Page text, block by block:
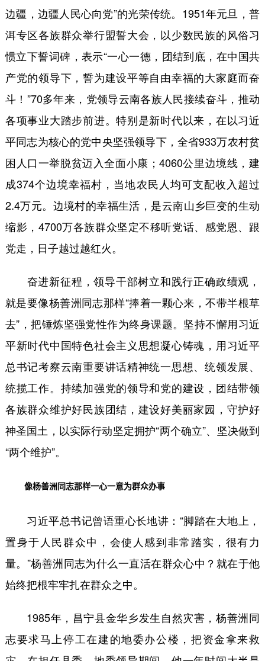
边疆，边疆人民心向党”的光荣传统。1951年元旦，普
洱专区各族群众举行盟誓大会，以少数民族的风俗习
惯立下誓词碑，表示“一心一德，团结到底，在中国共
产党的领导下，誓为建设平等自由幸福的大家庭而奋
斗！”70多年来，党领导云南各族人民接续奋斗，推动
各项事业大踏步前进。特别是新时代以来，在以习近
平同志为核心的党中央坚强领导下，全省933万农村贫
困人口一举脱贫迈入全面小康；4060公里边境线，建
成374个边境幸福村，当地农民人均可支配收入超过
2.4万元。边境村的幸福生活，是云南山乡巨变的生动
缩影，4700万各族群众坚定不移听党话、感党恩、跟
党走，日子越过越红火。
奋进新征程，领导干部树立和践行正确政绩观，
就是要像杨善洲同志那样“捧着一颗心来，不带半根草
去”，把锤炼坚强党性作为终身课题。坚持不懈用习近
平新时代中国特色社会主义思想凝心铸魂，用习近平
总书记考察云南重要讲话精神统一思想、统领发展、
统揽工作。持续加强党的领导和党的建设，团结带领
各族群众维护好民族团结，建设好美丽家园，守护好
神圣国土，以实际行动坚定拥护“两个确立”、坚决做到
“两个维护”。
像杨善洲同志那样一心一意为群众办事
习近平总书记曾语重心长地讲：“脚踏在大地上，
置身于人民群众中，会使人感到非常踏实，很有力
量。”杨善洲同志为什么一直活在群众心中？就在于他
始终把根牢牢扎在群众之中。
1985年，昌宁县金华乡发生自然灾害，杨善洲同
志要求马上停工在建的地委办公楼，把资金拿来救